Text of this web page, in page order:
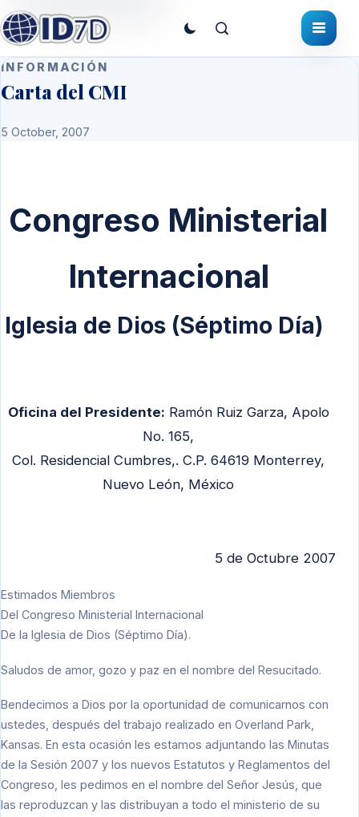
INFORMACIÓN
Carta del CMI
5 October, 2007
Congreso Ministerial
Internacional
Iglesia de Dios (Séptimo Día)
Oficina del Presidente: Ramón Ruiz Garza, Apolo
No. 165,
Col. Residencial Cumbres,. C.P. 64619 Monterrey,
Nuevo León, México
5 de Octubre 2007
Estimados Miembros
Del Congreso Ministerial Internacional
De la Iglesia de Dios (Séptimo Día).
Saludos de amor, gozo y paz en el nombre del Resucitado.
Bendecimos a Dios por la oportunidad de comunicarnos con
ustedes, después del trabajo realizado en Overland Park,
Kansas. En esta ocasión les estamos adjuntando las Minutas
de la Sesión 2007 y los nuevos Estatutos y Reglamentos del
Congreso, les pedimos en el nombre del Señor Jesús, que
las reproduzcan y las distribuyan a todo el ministerio de su